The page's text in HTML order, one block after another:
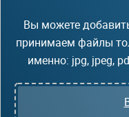
Вы можете
принимаем файлы
именно: jpg, jpeg,